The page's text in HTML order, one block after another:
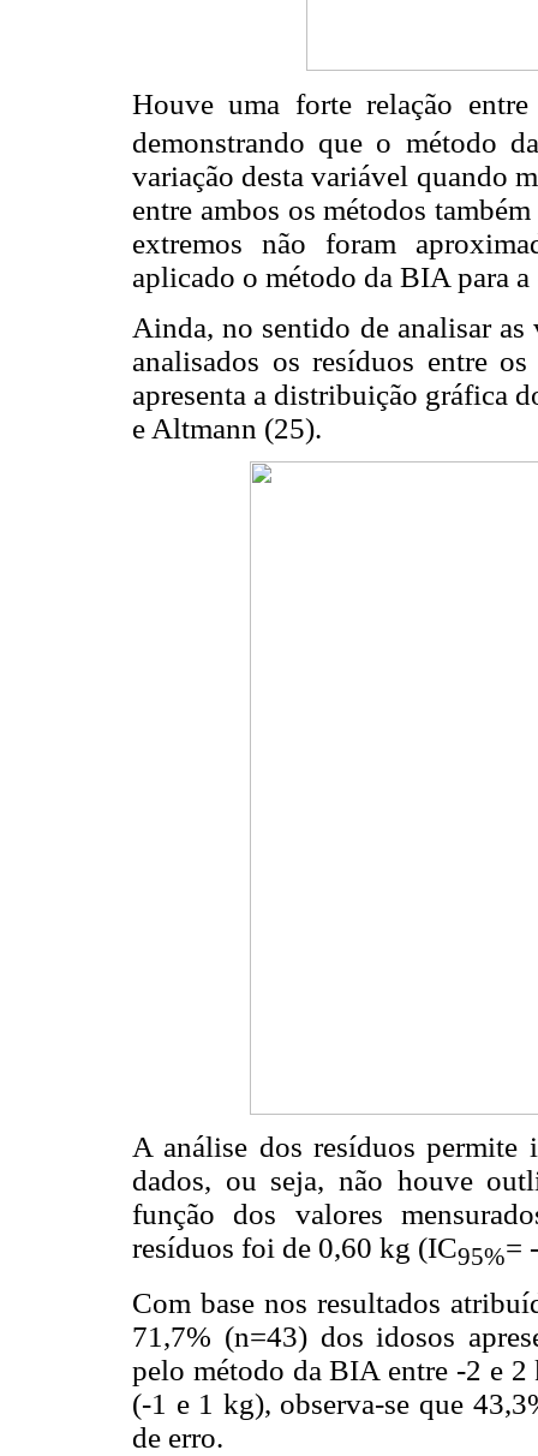
Houve uma forte relação
demonstrando que o método
variação desta variável quando
entre ambos os métodos
extremos não foram
aplicado o método da BIA para
Ainda, no sentido de analisar
analisados os resíduos entre
apresenta a distribuição gráfica
e Altmann (25).
A análise dos resíduos permite
dados, ou seja, não houve
função dos valores
resíduos foi de 0,60 kg (IC95%=
Com base nos resultados
71,7% (n=43) dos idosos
pelo método da BIA entre -2 e 2
(-1 e 1 kg), observa-se que
de erro.